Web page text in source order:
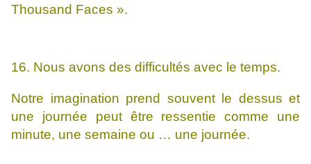
Thousand Faces ».
16. Nous avons des difficultés avec le temps.
Notre imagination prend souvent le dessus et
une journée peut être ressentie comme une
minute, une semaine ou … une journée.